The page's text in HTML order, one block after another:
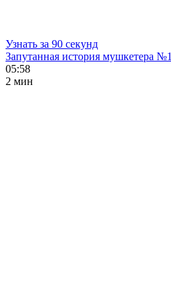
Узнать за 90 секунд
Запутанная история мушкетера №1
05:58
2 мин